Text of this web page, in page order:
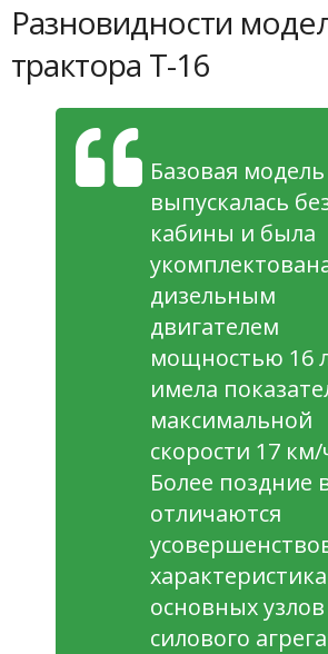
Разновидности
трактора Т-16
Базовая
выпускалась
кабины и была
дизельным
двигателем
мощностью 16
имела
максимальной
скорости 17 км/
Более поздние
отличаются
основных
силового